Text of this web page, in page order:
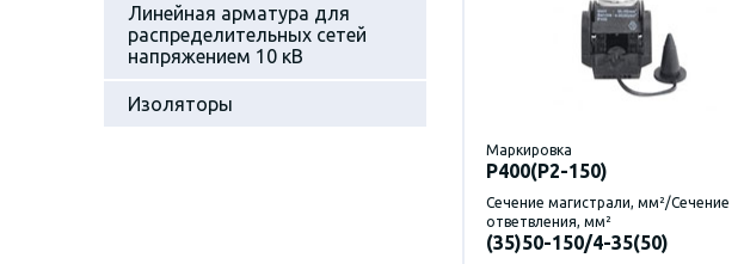
Линейная арматура для
распределительных сетей
напряжением 10 кВ
Изоляторы
Маркировка
P400(Р2-150)
Сечение магистрали, мм²/Сечение
ответвления, мм²
(35)50-150/4-35(50)